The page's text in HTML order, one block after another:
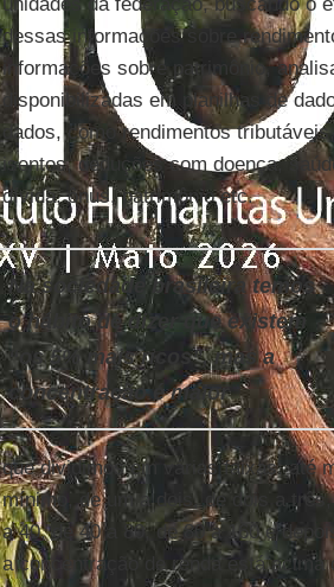
dessas informações sobre
informações sobre patrimônio,
disponibilizadas em planilhas de
dados, como rendimentos
isentos, deduções com doença,
dívida, ônus, patrimônio etc.
Na sociedade brasileira temos
o hábito de dizer que existem
“os 5% mais ricos”, mas a
concentração é maior
que dividimos em várias faixas: até
mínimo, de um a dois, de dois a
a 40, de 40 a 80, de 80 a 160 e
a concentração de renda está